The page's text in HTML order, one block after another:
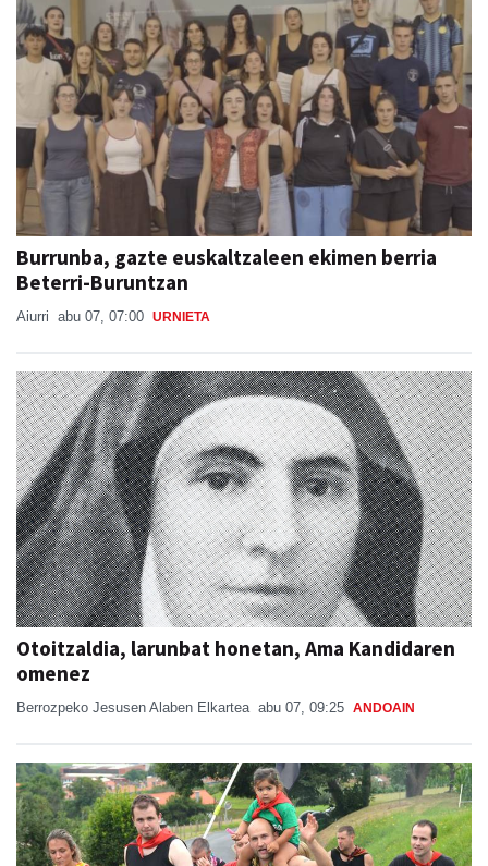
Burrunba, gazte euskaltzaleen ekimen berria
Beterri-Buruntzan
Aiurri abu 07, 07:00 URNIETA
Otoitzaldia, larunbat honetan, Ama Kandidaren
omenez
Berrozpeko Jesusen Alaben Elkartea abu 07, 09:25 ANDOAIN